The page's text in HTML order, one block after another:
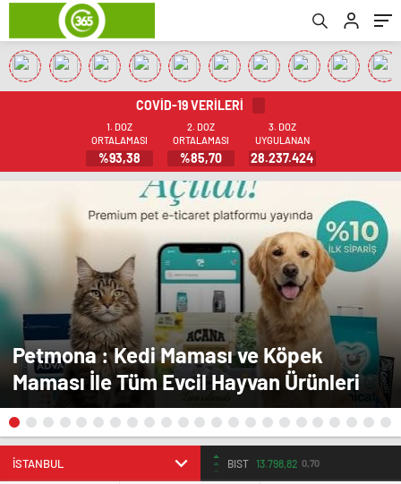
COVİD-19 VERİLERİ
1. DOZ
ORTALAMASI
%93,38
2. DOZ
ORTALAMASI
%85,70
3. DOZ
UYGULANAN
28.237.424
Petmona : Kedi Maması ve Köpek
Maması İle Tüm Evcil Hayvan Ürünleri
BIST 13.798,82 0,70